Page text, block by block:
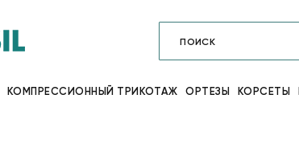
КОМПРЕССИОННЫЙ ТРИКОТАЖ ОРТЕЗЫ КОРСЕТЫ